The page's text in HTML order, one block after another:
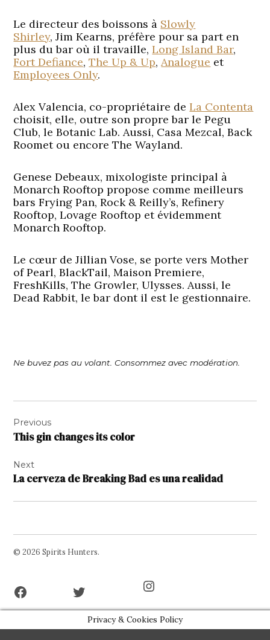
Le directeur des boissons à Slowly
Shirley, Jim Kearns, préfère pour sa part en
plus du bar où il travaille,Long Island Bar,
Fort Defiance,The Up & Up,Analogue et
Employees Only.
Alex Valencia, co-propriétaire deLa Contenta
choisit, elle, outre son propre bar le Pegu
Club, le Botanic Lab. Aussi, Casa Mezcal, Back
Roomet ou encore The Wayland.
Genese Debeaux, mixologiste principal à
Monarch Rooftop propose comme meilleurs
bars Frying Pan, Rock & Reilly’s, Refinery
Rooftop, Lovage Rooftop et évidemment
Monarch Rooftop.
Le cœur de Jillian Vose, se porte vers Mother
of Pearl, BlackTail, Maison Premiere,
FreshKills, The Growler, Ulysses. Aussi, le
Dead Rabbit, le bar dont il est le gestionnaire.
Ne buvez pas au volant. Consommez avec modération.
de
l’article
Previous
This gin changes its color
Next
La cerveza de Breaking Bad es una realidad
© 2026 Spirits Hunters.
Privacy & Cookies Policy